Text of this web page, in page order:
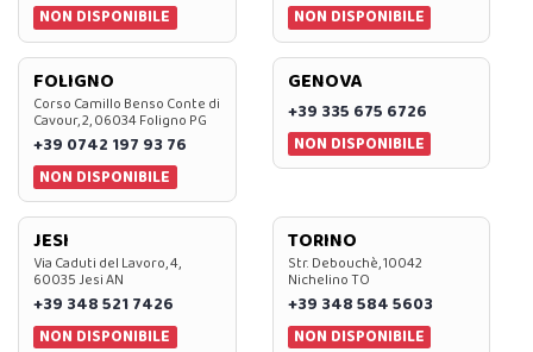
NON DISPONIBILE
NON DISPONIBILE
FOLIGNO
Corso Camillo Benso Conte di
Cavour, 2, 06034 Foligno PG
+39 0742 197 93 76
NON DISPONIBILE
GENOVA
+39 335 675 6726
NON DISPONIBILE
JESI
Via Caduti del Lavoro, 4,
60035 Jesi AN
+39 348 521 7426
NON DISPONIBILE
TORINO
Str. Debouchè, 10042
Nichelino TO
+39 348 584 5603
NON DISPONIBILE